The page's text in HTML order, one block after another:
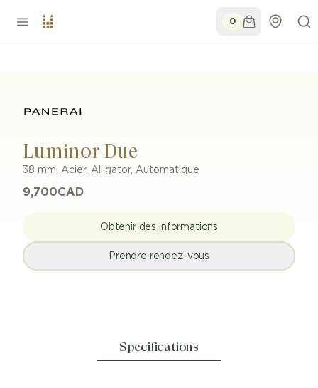
0
Luminor Due
38 mm, Acier, Alligator, Automatique
9,700CAD
Obtenir des informations
Prendre rendez-vous
Specifications